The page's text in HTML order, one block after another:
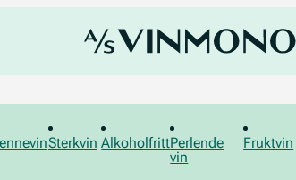
Sterkvin AlkoholfrittPerlende
vin
Fruktvin